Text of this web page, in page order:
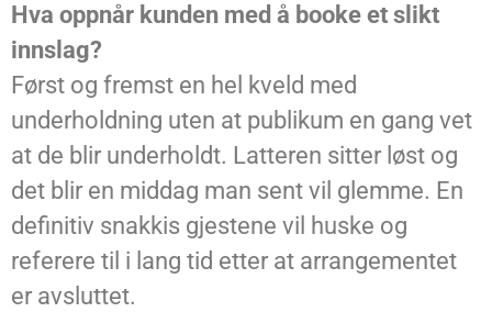
Hva oppnår kunden med å booke et slikt
innslag?
Først og fremst en hel kveld med
underholdning uten at publikum en gang vet
at de blir underholdt. Latteren sitter løst og
det blir en middag man sent vil glemme. En
definitiv snakkis gjestene vil huske og
referere til i lang tid etter at arrangementet
er avsluttet.